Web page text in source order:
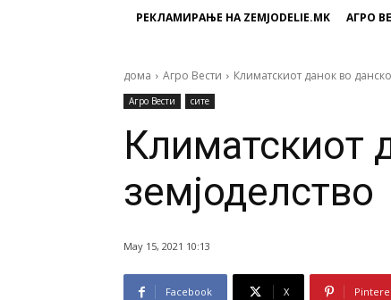
РЕКЛАМИРАЊЕ НА ZEMJODELIE.MK АГРО
дома Агро Вести Климатскиот данок во
Агро Вести сите
Климатскиот
земјоделство
May 15, 2021 10:13
Facebook X